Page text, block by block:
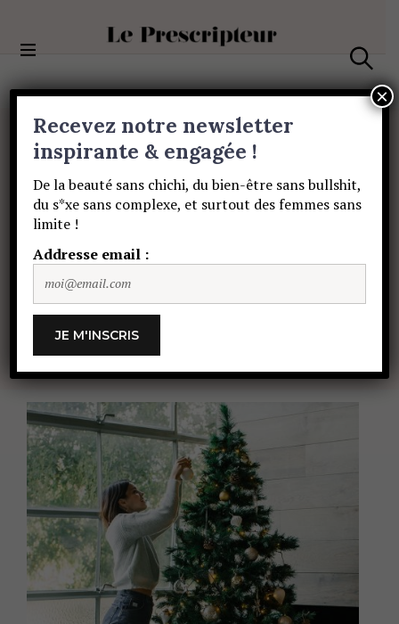
Le Prescripteur
e
a
BEAUTÉ
Leprogramme
magiquedupop-
updeNoëlde
PrescriptionLab
Recevez notre newsletter
inspirante & engagée !
De la beauté sans chichi, du bien-être sans bullshit,
du s*xe sans complexe, et surtout des femmes sans
limite !
Addresse email :
×